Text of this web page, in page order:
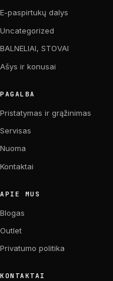
E-paspirtukų dalys
Uncategorized
BALNELIAI, STOVAI
Ašys ir konusai
PAGALBA
Pristatymas ir grąžinimas
Servisas
Nuoma
Kontaktai
APIE MUS
Blogas
Outlet
Privatumo politika
KONTAKTAI